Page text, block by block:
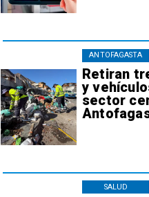
Retiran
y
sector
ANTOFAGASTA
SALUD